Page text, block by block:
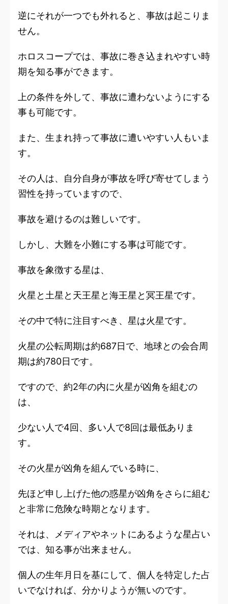
逆にそれが一つでも外れると、事故は起こりま
せん。
ホロスコープでは、事故に巻き込まれやすい時
期を知る事ができます。
上の条件を外して、事故に遭わないようにする
事も可能です。
また、生まれ持って事故に遭いやすい人もいま
す。
その人は、自分自身が事故を呼び寄せてしまう
習性を持っていますので、
事故を避けるのは難しいです。
しかし、 大難を小難にする事は可能です。
事故を象徴する星は、
火星と土星と天王星と海王星と冥王星です。
その中で特に注目すべき、星は火星です。
火星の公転周期は約687日で、地球との会合周
期は約780日です。
ですので、約2年の内に火星が凶角を組むの
は、
少ない人で4回、多い人で8回は最低ありま
す。
その火星が凶角を組んでいる時に、
先ほど申し上げた他の惑星が凶角をさらに組む
と非常に危険な時期となります。
それは、メディアやネットにあるような星占い
では、知る事が出来ません。
個人の生年月日を基にして、個人を特定した占
いでなければ、分かりようが無いのです。